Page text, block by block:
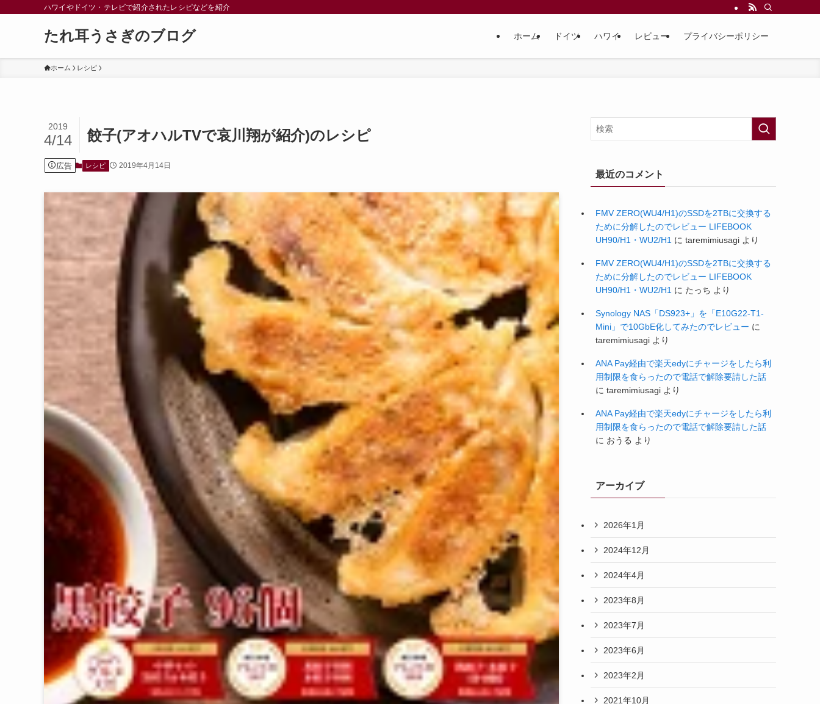
ハワイやドイツ・テレビで紹介されたレシピなどを紹介
たれ耳うさぎのブログ ホーム ドイツ ハワイ レビュー プライバシーポリシー
ホーム レシピ
餃子(アオハルTVで哀川翔が紹介)のレシピ
2019
4/14
広告 レシピ 2019年4月14日
最近のコメント
FMV ZERO(WU4/H1)のSSDを2TBに交換する
ために分解したのでレビュー LIFEBOOK
UH90/H1・WU2/H1 に taremimiusagi より
FMV ZERO(WU4/H1)のSSDを2TBに交換する
ために分解したのでレビュー LIFEBOOK
UH90/H1・WU2/H1 に たっち より
Synology NAS「DS923+」を「E10G22-T1-
Mini」で10GbE化してみたのでレビュー に
taremimiusagi より
ANA Pay経由で楽天edyにチャージをしたら利
用制限を食らったので電話で解除要請した話
に taremimiusagi より
ANA Pay経由で楽天edyにチャージをしたら利
用制限を食らったので電話で解除要請した話
に おうる より
アーカイブ
2026年1月
2024年12月
2024年4月
2023年8月
2023年7月
2023年6月
2023年2月
2021年10月